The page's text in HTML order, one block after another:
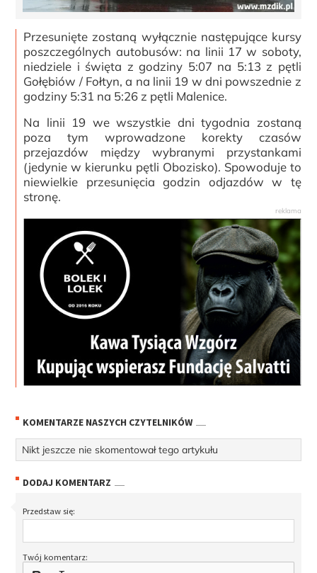
Przesunięte zostaną wyłącznie następujące kursy
poszczególnych autobusów: na linii 17 w soboty,
niedziele i święta z godziny 5:07 na 5:13 z pętli
Gołębiów / Fołtyn, a na linii 19 w dni powszednie z
godziny 5:31 na 5:26 z pętli Malenice.
Na linii 19 we wszystkie dni tygodnia zostaną
poza tym wprowadzone korekty czasów
przejazdów między wybranymi przystankami
(jedynie w kierunku pętli Obozisko). Spowoduje to
niewielkie przesunięcia godzin odjazdów w tę
stronę.
KOMENTARZE NASZYCH CZYTELNIKÓW
Nikt jeszcze nie skomentował tego artykułu
DODAJ KOMENTARZ
Przedstaw się:
Twój komentarz: